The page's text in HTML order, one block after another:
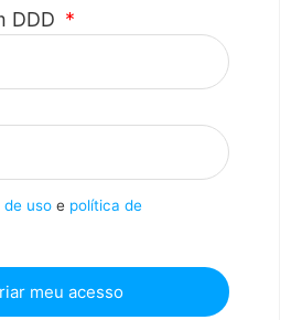
DDD
de uso e política de
meu acesso